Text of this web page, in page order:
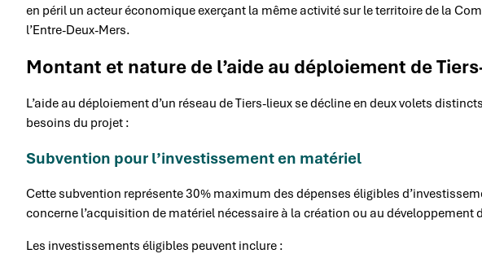
en péril un acteur économique exerçant la même activité sur le territoire de la
l’Entre-Deux-Mers.
Montant et nature de l’aide au déploiement de
L’aide au déploiement d’un réseau de Tiers-lieux se décline en deux volets
besoins du projet :
Subvention pour l’investissement en matériel
Cette subvention représente 30% maximum des dépenses éligibles
concerne l’acquisition de matériel nécessaire à la création ou au développement
Les investissements éligibles peuvent inclure :